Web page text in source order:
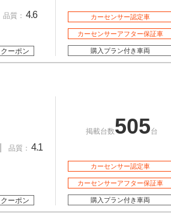
品質： 4.6
クーポン
カーセンサー認定車
カーセンサーアフター保証車
購入プラン付き車両
品質： 4.1
クーポン
掲載台数505台
カーセンサー認定車
カーセンサーアフター保証車
購入プラン付き車両